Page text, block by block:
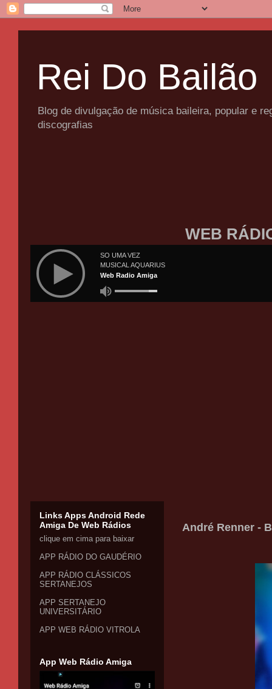
Rei Do Bailão
Blog de divulgação de música baileira, popular e
discografias
WEB
André Renner -
Links Apps Android Rede
Amiga De Web Rádios
clique em cima para baixar
APP RÁDIO DO GAUDÉRIO
APP RÁDIO CLÁSSICOS
SERTANEJOS
APP SERTANEJO
UNIVERSITÁRIO
APP WEB RÁDIO VITROLA
App Web Rádio Amiga